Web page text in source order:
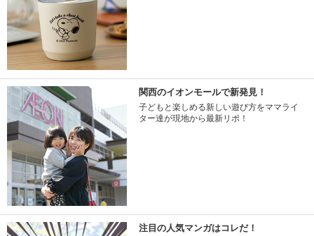
関西のイオンモールで新発見！
子どもと楽しめる新しい遊び方をママライ
ター達が現地から最新リポ！
注目の人気マンガはコレだ！